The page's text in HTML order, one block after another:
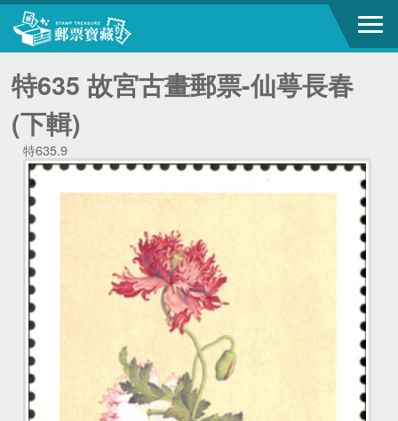
特635 故宮古畫郵票-仙萼長春
(下輯)
特635.9